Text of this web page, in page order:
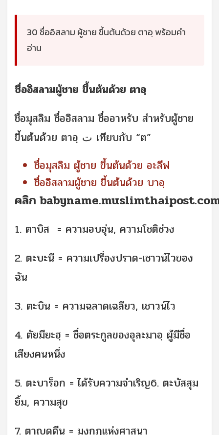
30 ชื่ออิสลาม ผู้ชาย ขึ้นต้นด้วย ตาอฺ พร้อมคำ
อ่าน
ชื่ออิสลามผู้ชาย ขึ้นต้นด้วย ตาอฺ
ชื่อมุสลิม ชื่ออิสลาม ชื่ออาหรับ สำหรับผู้ชาย
ขึ้นต้นด้วย ตาอฺ ت เทียบกับ “ต”
ชื่อมุสลิม ผู้ชาย ขึ้นต้นด้วย อะลีฟ
ชื่ออิสลามผู้ชาย ขึ้นต้นด้วย บาอฺ
คลิก
1. ตาบิส = ความอบอุ่น, ความโชติช่วง
2. ตะบะนี = ความเปรื่องปราด-เชาวน์ไวของ
ฉัน
3. ตะบิน = ความฉลาดเฉลียว, เชาวน์ไว
4. ตัยมียะฮฺ = ชื่อตระกูลของอุละมาอฺ ผู้มีชื่อ
เสียงคนหนึ่ง
5. ตะบาร็อก = ได้รับความจำเริญ6. ตะบัสสุม
ยิ้ม, ความสุข
7. ตาญุดดีน = มงกุฎแห่งศาสนา